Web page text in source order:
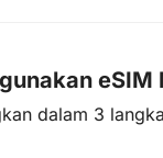
eSIM
dalam 3